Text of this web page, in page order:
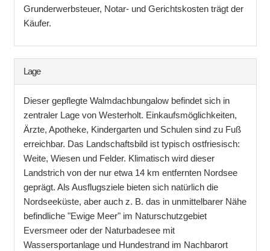
Grunderwerbsteuer, Notar- und Gerichtskosten trägt der
Käufer.
Lage
Dieser gepflegte Walmdachbungalow befindet sich in
zentraler Lage von Westerholt. Einkaufsmöglichkeiten,
Ärzte, Apotheke, Kindergarten und Schulen sind zu Fuß
erreichbar. Das Landschaftsbild ist typisch ostfriesisch:
Weite, Wiesen und Felder. Klimatisch wird dieser
Landstrich von der nur etwa 14 km entfernten Nordsee
geprägt. Als Ausflugsziele bieten sich natürlich die
Nordseeküste, aber auch z. B. das in unmittelbarer Nähe
befindliche "Ewige Meer" im Naturschutzgebiet
Eversmeer oder der Naturbadesee mit
Wassersportanlage und Hundestrand im Nachbarort